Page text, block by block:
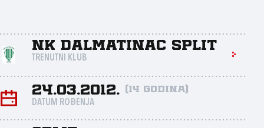
NK Dalmatinac Split
TRENUTNI KLUB
24.03.2012. (14 godina)
DATUM ROĐENJA